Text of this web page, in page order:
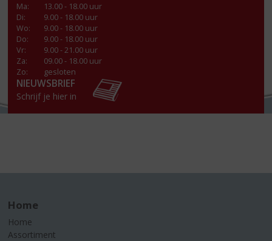
Ma:
13.00 - 18.00 uur
Di:
9.00 - 18.00 uur
Wo:
9.00 - 18.00 uur
Do:
9.00 - 18.00 uur
Vr:
9.00 - 21.00 uur
Za:
09.00 - 18.00 uur
Zo:
gesloten
NIEUWSBRIEF
Schrijf je hier in
Home
Home
Assortiment